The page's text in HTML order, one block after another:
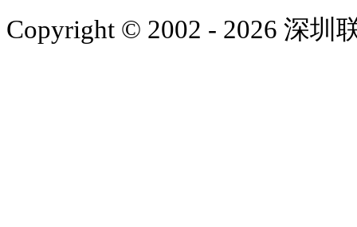
Copyright © 2002 - 2026 深圳